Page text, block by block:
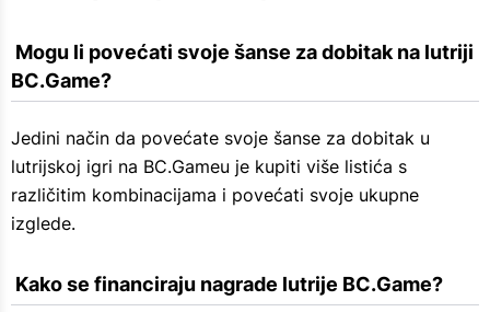
BC.Game?
Jedini način da povećate svoje šanse za dobitak u
lutrijskoj igri na BC.Gameu je kupiti više listića s
različitim kombinacijama i povećati svoje ukupne
izglede.
Kako se financiraju nagrade lutrije BC.Game?